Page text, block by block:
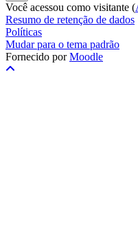
Você acessou como visitante (
Resumo de retenção de dados
Políticas
Mudar para o tema padrão
Fornecido porMoodle